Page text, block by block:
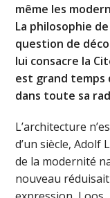
même les
La philosophie
question de
lui consacre la
est grand temps
dans toute sa
L’architecture
d’un siècle, Adolf
de la modernité
nouveau